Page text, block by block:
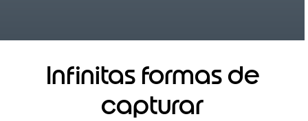
Infinitas formas de
capturar